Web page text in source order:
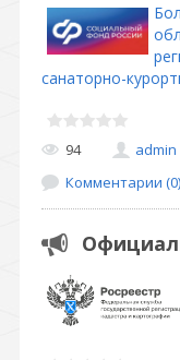
санаторно-
94 admin
Комментарии (0)